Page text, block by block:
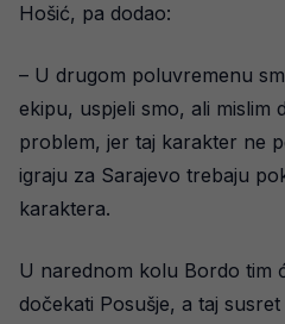
Hošić, pa dodao:
– U drugom poluvremenu
ekipu, uspjeli smo, ali mislim
problem, jer taj karakter ne
igraju za Sarajevo trebaju
karaktera.
U narednom kolu Bordo tim
dočekati Posušje, a taj